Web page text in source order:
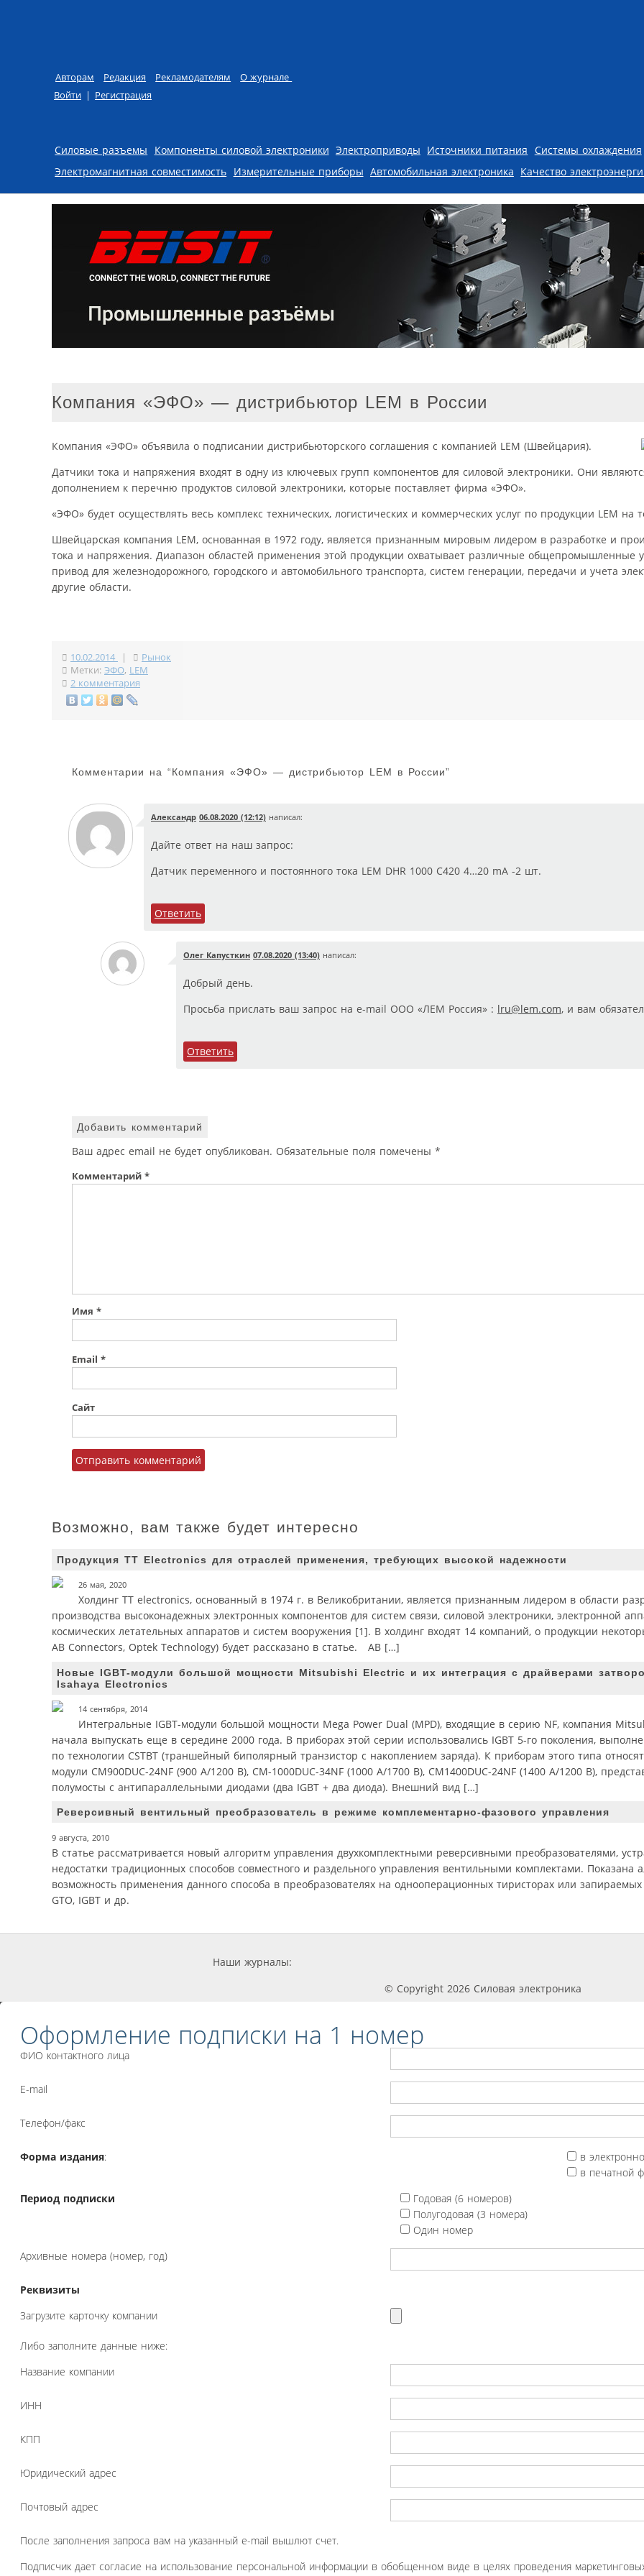
Авторам Редакция Рекламодателям
О журнале
Войти | Регистрация
Skip to content
Силовые разъемы Компоненты силовой электроники Электроприводы Источники питания Системы охлаждения
Электромагнитная совместимость Измерительные приборы Автомобильная электроника Качество
Компания «ЭФО» — дистрибьютор LEM в России
Компания «ЭФО» объявила о подписании дистрибьюторского соглашения с компанией LEM (Швейцария).
Датчики тока и напряжения входят в одну из ключевых групп компонентов для силовой электроники. Они
дополнением к перечню продуктов силовой электроники, которые поставляет фирма «ЭФО».
«ЭФО» будет осуществлять весь комплекс технических, логистических и коммерческих услуг по продукции LEM на
Швейцарская компания LEM, основанная в 1972 году, является признанным мировым лидером в разработке и
тока и напряжения. Диапазон областей применения этой продукции охватывает различные общепромышленные
привод для железнодорожного, городского и автомобильного транспорта, систем генерации, передачи и учета
другие области.
10.02.2014 |
Рынок
Метки: ЭФО, LEM
2 комментария
Комментарии на “Компания «ЭФО» — дистрибьютор LEM в России”
Александр 06.08.2020 (12:12) написал:
Дайте ответ на наш запрос:
Датчик переменного и постоянного тока LEM DHR 1000 C420 4…20 mA -2 шт.
Ответить
Олег Капусткин 07.08.2020 (13:40) написал:
Добрый день.
Просьба прислать ваш запрос на e-mail ООО «ЛЕМ Россия» : lru@lem.com, и вам
Ответить
Добавить комментарий
Ваш адрес email не будет опубликован. Обязательные поля помечены *
Комментарий *
Имя *
Email *
Сайт
Возможно, вам также будет интересно
Продукция TT Electronics для отраслей применения, требующих высокой надежности
26 мая, 2020
Холдинг TT electronics, основанный в 1974 г. в Великобритании, является признанным лидером в области
производства высоконадежных электронных компонентов для систем связи, силовой электроники, электронной
космических летательных аппаратов и систем вооружения [1]. В холдинг входят 14 компаний, о продукции
AB Connectors, Optek Technology) будет рассказано в статье. AB […]
Новые IGBT-модули большой мощности Mitsubishi Electric и их интеграция с драйверами
Isahaya Electronics
14 сентября, 2014
Интегральные IGBT-модули большой мощности Mega Power Dual (MPD), входящие в серию NF, компания
начала выпускать еще в середине 2000 года. В приборах этой серии использовались IGBT 5-го поколения,
по технологии CSTBT (траншейный биполярный транзистор с накоплением заряда). К приборам этого типа
модули CM900DUC-24NF (900 А/1200 В), CM-1000DUC-34NF (1000 А/1700 В), CM1400DUC-24NF (1400 А/1200 В),
полумосты с антипараллельными диодами (два IGBT + два диода). Внешний вид […]
Реверсивный вентильный преобразователь в режиме комплементарно-фазового управления
9 августа, 2010
В статье рассматривается новый алгоритм управления двухкомплектными реверсивными преобразователями,
недостатки традиционных способов совместного и раздельного управления вентильными комплектами. Показана
возможность применения данного способа в преобразователях на однооперационных тиристорах или
GTO, IGBT и др.
Наши журналы:
© Copyright 2026 Силовая электроника
Оформление подписки на 1 номер
ФИО контактного лица
E-mail
Телефон/факс
Форма издания:
в
в печатной
Период подписки
Годовая (6 номеров)
Полугодовая (3 номера)
Один номер
Архивные номера (номер, год)
Реквизиты
Загрузите карточку компании
Либо заполните данные ниже:
Название компании
ИНН
КПП
Юридический адрес
Почтовый адрес
После заполнения запроса вам на указанный e-mail вышлют счет.
Подписчик дает согласие на использование персональной информации в обобщенном виде в целях проведения